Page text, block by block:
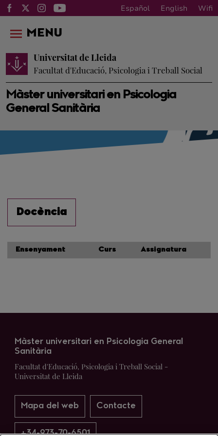
Español English Wifi
Màster universitari en Psicologia
General Sanitària
Universitat de Lleida
Facultat d'Educació, Psicologia i Treball Social
MENU
Docència
Ensenyament Curs Assignatura
Màster universitari en Psicologia General
Sanitària
Facultat d'Educació, Psicologia i Treball Social -
Universitat de Lleida
Mapa del web Contacte
+34-973-70-6501